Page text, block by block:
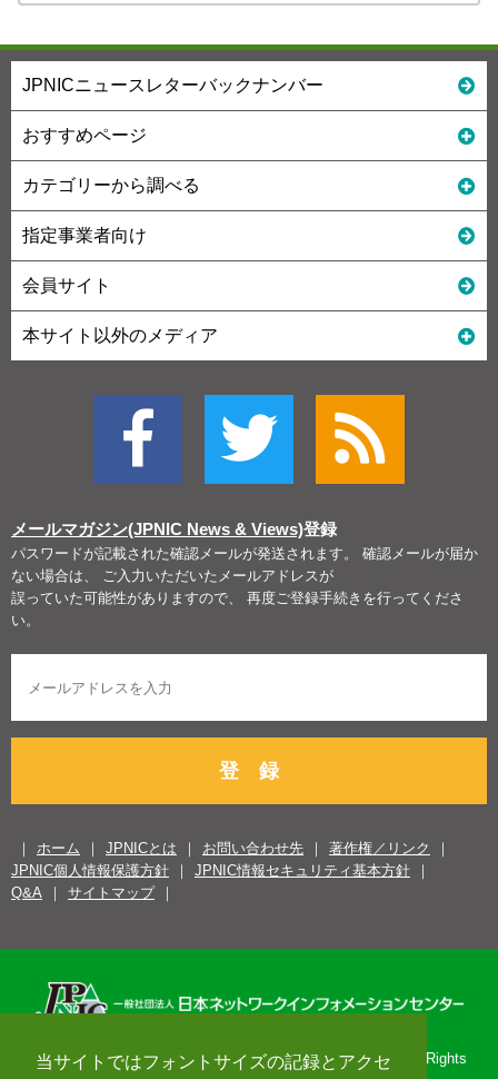
当サイトではフォントサイズの記録とアクセ
JPNICニュースレターバックナンバー
おすすめページ
カテゴリーから調べる
指定事業者向け
会員サイト
本サイト以外のメディア
メールマガジン(JPNIC News & Views)登録
パスワードが記載された確認メールが発送されます。 確認メールが届か
ない場合は、 ご入力いただいたメールアドレスが
誤っていた可能性がありますので、 再度ご登録手続きを行ってくださ
い。
登 録
ホーム JPNICとは お問い合わせ先
著作権／リンク
JPNIC個人情報保護方針
JPNIC情報セキュリティ基本方針
Q&A
サイトマップ
Copyright© 1996-2026 Japan Network Information Center. All Rights